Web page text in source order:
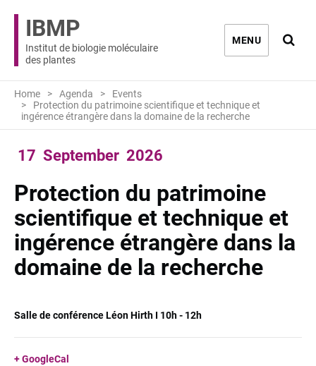
IBMP
Institut de biologie moléculaire
des plantes
MENU
Home Agenda
Events
Protection du patrimoine scientifique et technique et
ingérence étrangère dans la domaine de la recherche
17 September 2026
Protection du patrimoine
scientifique et technique et
ingérence étrangère dans la
domaine de la recherche
Salle de conférence Léon Hirth I 10h - 12h
GoogleCal